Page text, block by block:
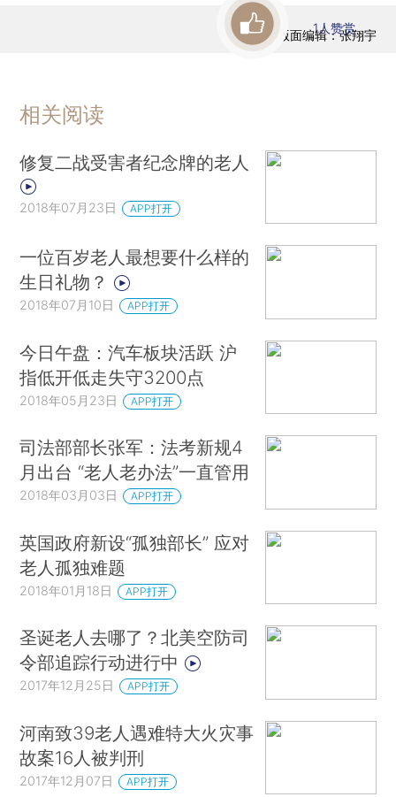
版面编辑：张翔宇
1人赞赏
相关阅读
修复二战受害者纪念牌的老人
2018年07月23日 APP打开
一位百岁老人最想要什么样的
生日礼物？
2018年07月10日 APP打开
今日午盘：汽车板块活跃 沪
指低开低走失守3200点
2018年05月23日 APP打开
司法部部长张军：法考新规4
月出台 “老人老办法”一直管用
2018年03月03日 APP打开
英国政府新设“孤独部长” 应对
老人孤独难题
2018年01月18日 APP打开
圣诞老人去哪了？北美空防司
令部追踪行动进行中
2017年12月25日 APP打开
河南致39老人遇难特大火灾事
故案16人被判刑
2017年12月07日 APP打开